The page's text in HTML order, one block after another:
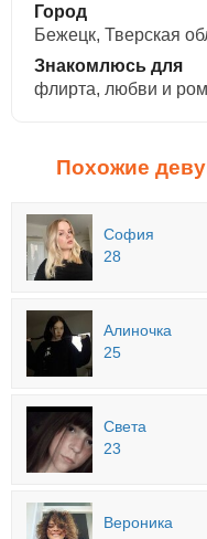
Город
Бежецк, Тверская
Знакомлюсь для
флирта, любви и
Похожие
София
28
Алиночка
25
Света
23
Вероника